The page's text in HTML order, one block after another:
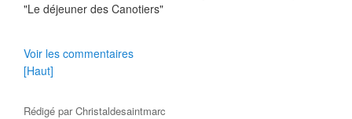
"Le déjeuner des Canotiers"
Voir les commentaires
[Haut]
Rédigé parChristaldesaintmarc